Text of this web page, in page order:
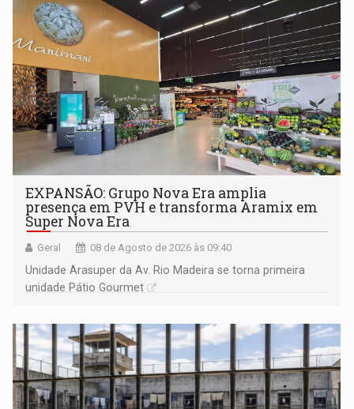
EXPANSÃO: Grupo Nova Era amplia
presença em PVH e transforma Aramix em
Super Nova Era
Geral 08 de Agosto de 2026 às 09:40
Unidade Arasuper da Av. Rio Madeira se torna primeira
unidade Pátio Gourmet